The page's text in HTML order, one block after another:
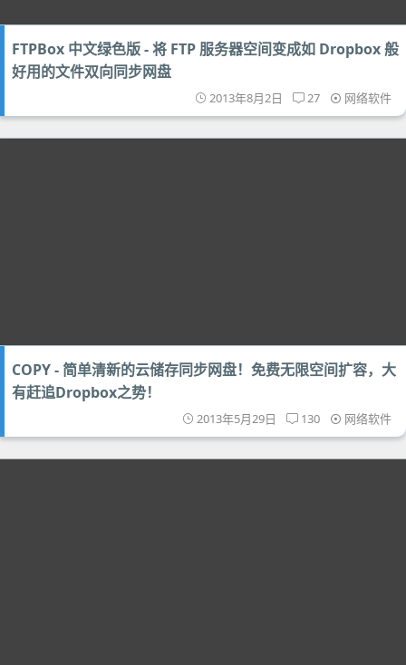
FTPBox 中文绿色版 - 将 FTP 服务器空间变成如 Dropbox 般
好用的文件双向同步网盘
2013年8月2日 27 网络软件
COPY - 简单清新的云储存同步网盘！免费无限空间扩容，大
有赶追Dropbox之势！
2013年5月29日 130 网络软件